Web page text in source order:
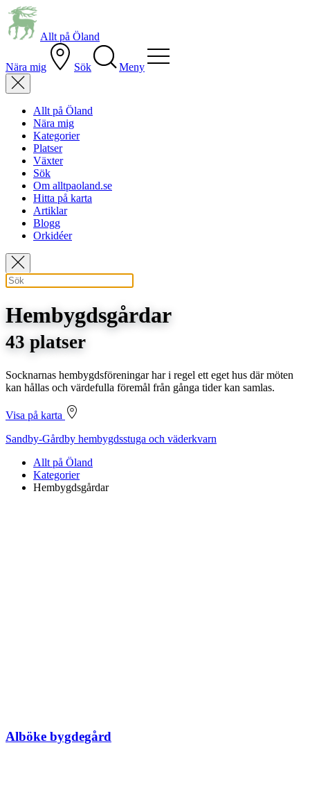
Allt på Öland
Nära mig Sök Meny
Allt på Öland
Nära mig
Kategorier
Platser
Växter
Sök
Om alltpaoland.se
Hitta på karta
Artiklar
Blogg
Orkidéer
Hembygdsgårdar
43 platser
Socknarnas hembygdsföreningar har i regel ett eget hus där möten
kan hållas och värdefulla föremål från gånga tider kan samlas.
Visa på karta
Sandby-Gårdby hembygdsstuga och väderkvarn
Allt på Öland
Kategorier
Hembygdsgårdar
Alböke bygdegård